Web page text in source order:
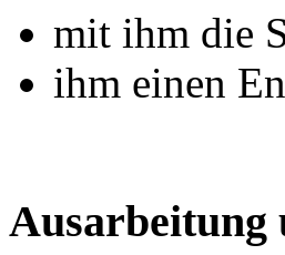
mit ihm die
ihm einen
Ausarbeitung